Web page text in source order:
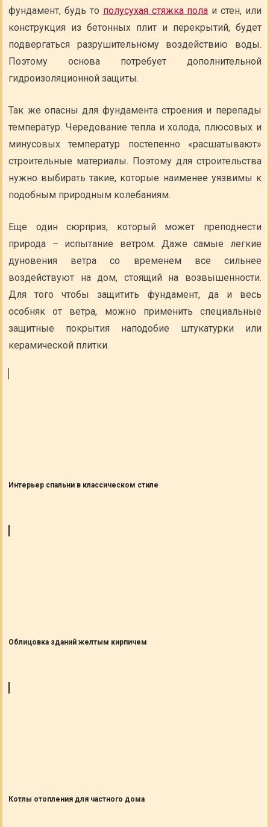
фундамент, будь то полусухая стяжка пола и стен, или
конструкция из бетонных плит и перекрытий, будет
подвергаться разрушительному воздействию воды.
Поэтому основа потребует дополнительной
гидроизоляционной защиты.
Так же опасны для фундамента строения и перепады
температур. Чередование тепла и холода, плюсовых и
минусовых температур постепенно «расшатывают»
строительные материалы. Поэтому для строительства
нужно выбирать такие, которые наименее уязвимы к
подобным природным колебаниям.
Еще один сюрприз, который может преподнести
природа – испытание ветром. Даже самые легкие
дуновения ветра со временем все сильнее
воздействуют на дом, стоящий на возвышенности.
Для того чтобы защитить фундамент, да и весь
особняк от ветра, можно применить специальные
защитные покрытия наподобие штукатурки или
керамической плитки.
Интерьер спальни в классическом стиле
Облицовка зданий желтым кирпичем
Котлы отопления для частного дома